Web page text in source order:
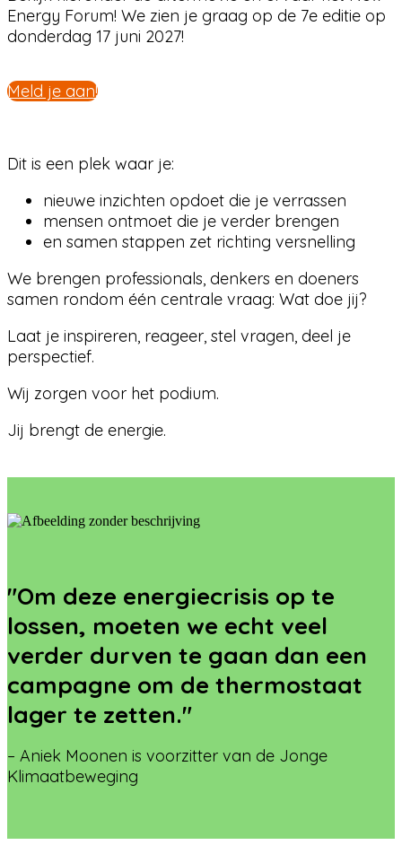
Energy Forum! We zien je graag op de 7e editie op
donderdag 17 juni 2027!
Meld je aan!
Dit is een plek waar je:
nieuwe inzichten opdoet die je verrassen
mensen ontmoet die je verder brengen
en samen stappen zet richting versnelling
We brengen professionals, denkers en doeners
samen rondom één centrale vraag: Wat doe jij?
Laat je inspireren, reageer, stel vragen, deel je
perspectief.
Wij zorgen voor het podium.
Jij brengt de energie.
"Om deze energiecrisis op te
lossen, moeten we echt veel
verder durven te gaan dan een
campagne om de thermostaat
lager te zetten."
– Aniek Moonen is voorzitter van de Jonge
Klimaatbeweging